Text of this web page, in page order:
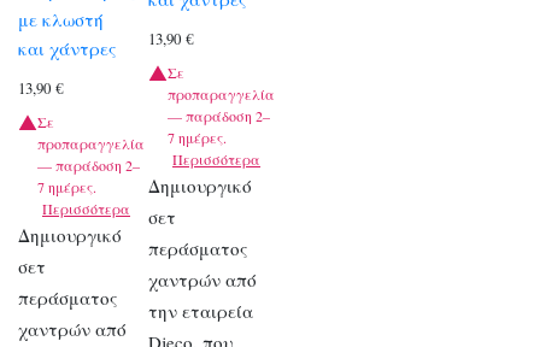
με κλωστή
και χάντρες
13,90 €
Σε
προπαραγγελία
— παράδοση 2–
7 ημέρες.
Περισσότερα
Δημιουργικό
σετ
περάσματος
χαντρών από
13,90€
Σε
προπαραγγελία
— παράδοση 2–
7 ημέρες.
Περισσότερα
Δημιουργικό
σετ
περάσματος
χαντρών από
την εταιρεία